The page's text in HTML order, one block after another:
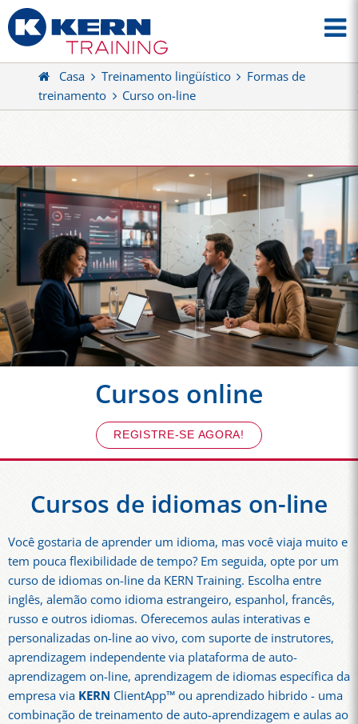
Casa Treinamento lingüístico
Formas de
treinamento
Curso on-line
Cursos online
REGISTRE-SE AGORA!
Cursos de idiomas on-line
Você gostaria de aprender um idioma, mas você viaja muito e
tem pouca flexibilidade de tempo? Em seguida, opte por um
curso de idiomas on-line da KERN Training. Escolha entre
inglês, alemão como idioma estrangeiro, espanhol, francês,
russo e outros idiomas. Oferecemos aulas interativas e
personalizadas on-line ao vivo, com suporte de instrutores,
aprendizagem independente via plataforma de auto-
aprendizagem on-line, aprendizagem de idiomas específica da
empresa via KERN ClientApp™ ou aprendizado hibrido - uma
combinação de treinamento de auto-aprendizagem e aulas ao